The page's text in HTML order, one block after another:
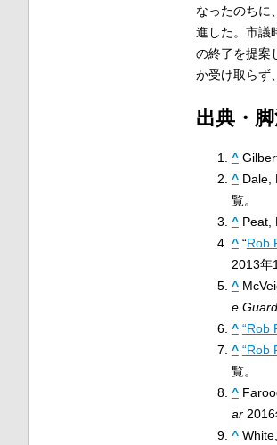
なったのちに
進した。市議
の終了を提案
か受け取らず
出典・
^
^ Dale,
覧。
^ Peat,
^ “Rob
2013年
^
e
^ “Rob
^ “Rob
覧。
^
ar 2016
^